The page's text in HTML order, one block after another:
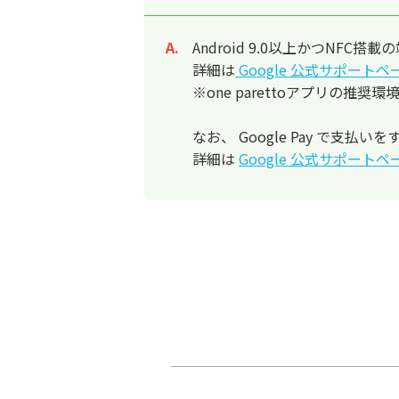
回答
Android 9.0以上かつNFC搭載
詳細は Google 公式サポートペ
※one parettoアプリの推奨環
なお、 Google Pay で支払いを
詳細は Google 公式サポートペ